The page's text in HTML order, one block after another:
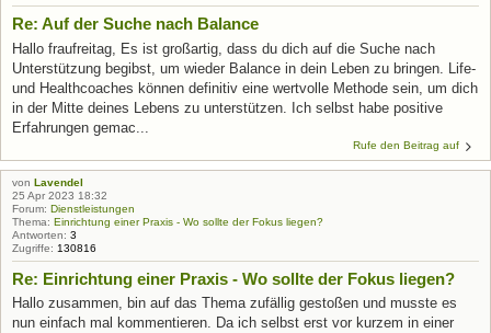
Re: Auf der Suche nach Balance
Hallo fraufreitag, Es ist großartig, dass du dich auf die Suche nach
Unterstützung begibst, um wieder Balance in dein Leben zu bringen. Life-
und Healthcoaches können definitiv eine wertvolle Methode sein, um dich
in der Mitte deines Lebens zu unterstützen. Ich selbst habe positive
Erfahrungen gemac...
Rufe den Beitrag auf
von Lavendel
25 Apr 2023 18:32
Forum: Dienstleistungen
Thema: Einrichtung einer Praxis - Wo sollte der Fokus liegen?
Antworten: 3
Zugriffe: 130816
Re: Einrichtung einer Praxis - Wo sollte der Fokus liegen?
Hallo zusammen, bin auf das Thema zufällig gestoßen und musste es
nun einfach mal kommentieren. Da ich selbst erst vor kurzem in einer